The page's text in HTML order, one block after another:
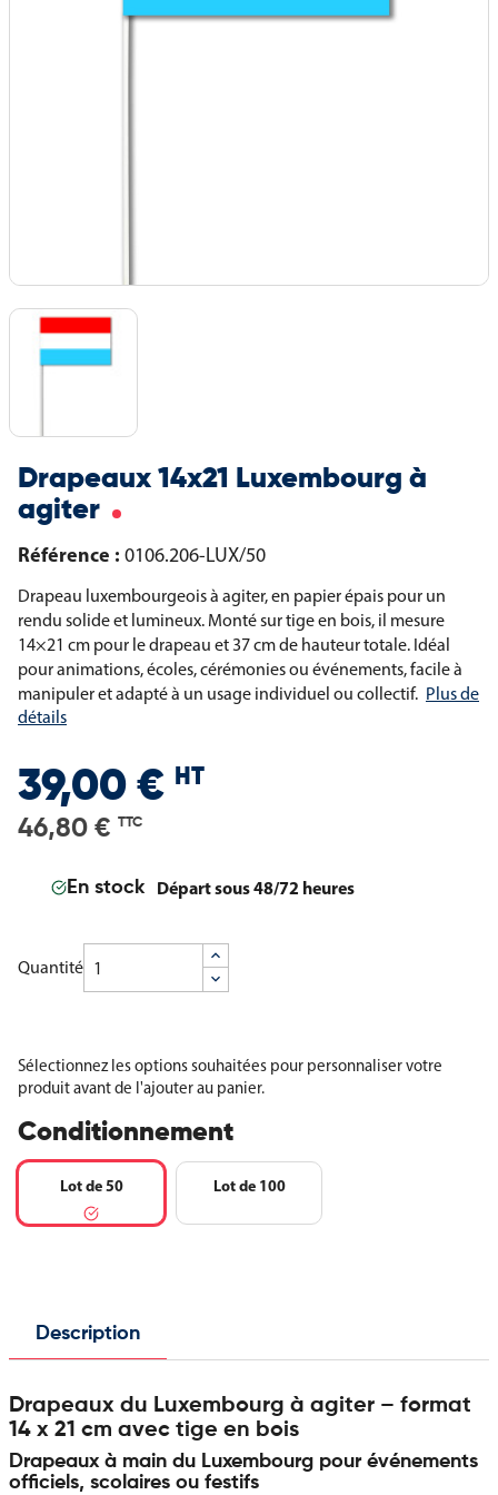
Drapeaux 14x21 Luxembourg à
agiter
Référence : 0106.206-LUX/50
Drapeau luxembourgeois à agiter, en papier épais pour un
rendu solide et lumineux. Monté sur tige en bois, il mesure
14×21 cm pour le drapeau et 37 cm de hauteur totale. Idéal
pour animations, écoles, cérémonies ou événements, facile à
manipuler et adapté à un usage individuel ou collectif. Plus de
détails
39,00 € HT
46,80 € TTC
En stock Départ sous 48/72 heures
Quantité
Sélectionnez les options souhaitées pour personnaliser votre
produit avant de l'ajouter au panier.
Conditionnement
Lot de 50 Lot de 100
Description
Drapeaux du Luxembourg à agiter – format
14 x 21 cm avec tige en bois
Drapeaux à main du Luxembourg pour événements
officiels, scolaires ou festifs